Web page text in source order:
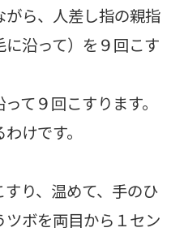
ら、人差し指の親指
沿って）を９回こす
て９回こすります。
けです。
り、温めて、手のひ
ボを両目から１セン